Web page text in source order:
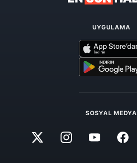
UYGULAMA
SOSYAL MEDYA